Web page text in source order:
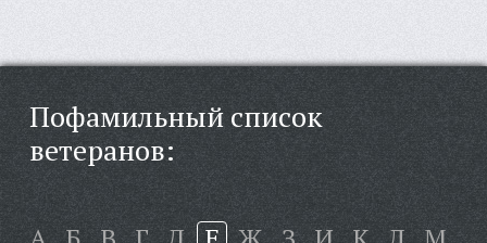
Пофамильный список
ветеранов: